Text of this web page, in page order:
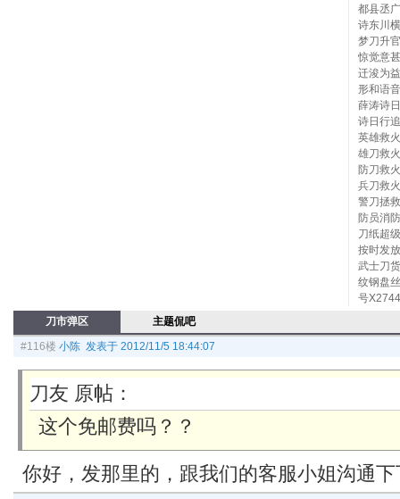
都县丞
诗东川
梦刀升
惊觉意
迁浚为
形和语
薛涛诗
诗日行
英雄救
雄刀救
防刀救
兵刀救
警刀拯
防员消
刀纸超
按时发
武士刀
纹钢盘
号
刀市弹区
主题侃吧
#116楼 小陈 发表于 2012/11/5 18:44:07
刀友 原帖：
这个免邮费吗？？
你好，发那里的，跟我们的客服小姐沟通